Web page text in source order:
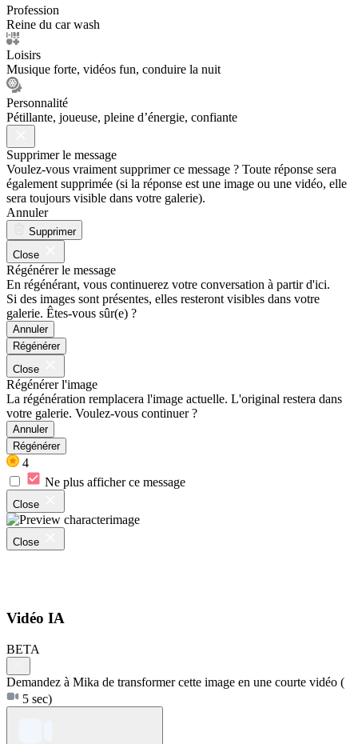
Profession
Reine du car wash
Loisirs
Musique forte, vidéos fun, conduire la nuit
Personnalité
Pétillante, joueuse, pleine d’énergie, confiante
Supprimer le message
Voulez-vous vraiment supprimer ce message ? Toute réponse sera
également supprimée (si la réponse est une image ou une vidéo, elle
sera toujours visible dans votre galerie).
Annuler
Supprimer
Close
Régénérer le message
En régénérant, vous continuerez votre conversation à partir d'ici.
Si des images sont présentes, elles resteront visibles dans votre
galerie. Êtes-vous sûr(e) ?
Annuler
Régénérer
Close
Régénérer l'image
La régénération remplacera l'image actuelle. L'original restera dans
votre galerie. Voulez-vous continuer ?
Annuler
Régénérer
4
Ne plus afficher ce message
Close
Close
Vidéo IA
BETA
Demandez à Mika de transformer cette image en une courte vidéo (
5 sec)